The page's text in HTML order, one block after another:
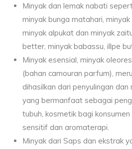
Minyak dan lemak nabati
minyak bunga matahari,
minyak alpukat dan minyak
better, minyak babassu, illpe
Minyak esensial, minyak
(bahan camouran parfum),
dihasilkan dari penyulingan dan
yang bermanfaat sebagai
tubuh, kosmetik bagi
sensitif dan aromaterapi.
Minyak dari Saps dan ekstrak